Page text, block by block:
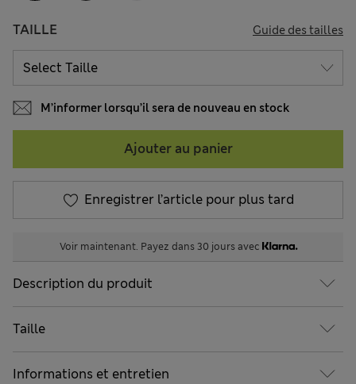
TAILLE Guide des tailles
M’informer lorsqu’il sera de nouveau en stock
Ajouter au panier
Enregistrer l’article pour plus tard
Voir maintenant. Payez dans 30 jours avec
Description du produit
Taille
Informations et entretien